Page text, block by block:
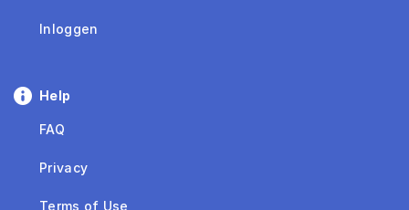
Inloggen
Help
FAQ
Privacy
Terms of Use